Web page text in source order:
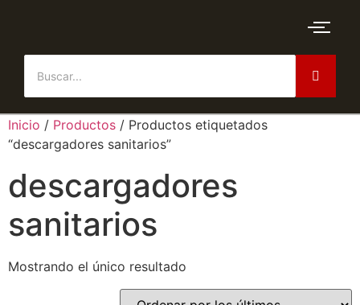
Inicio / Productos / Productos etiquetados
“descargadores sanitarios”
descargadores
sanitarios
Mostrando el único resultado